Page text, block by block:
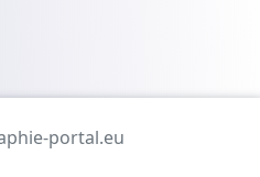
portal.eu